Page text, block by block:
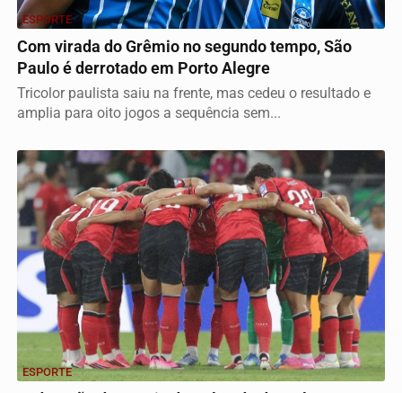
ESPORTE
Com virada do Grêmio no segundo tempo, São
Paulo é derrotado em Porto Alegre
Tricolor paulista saiu na frente, mas cedeu o resultado e
amplia para oito jogos a sequência sem...
ESPORTE